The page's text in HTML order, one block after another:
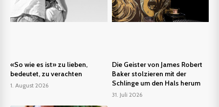
«So wie es ist» zu lieben,
bedeutet, zu verachten
1. August 2026
Die Geister von James Robert
Baker stolzieren mit der
Schlinge um den Hals herum
31. Juli 2026